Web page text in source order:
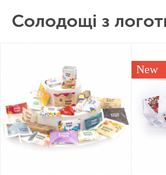
Солодощі з
New